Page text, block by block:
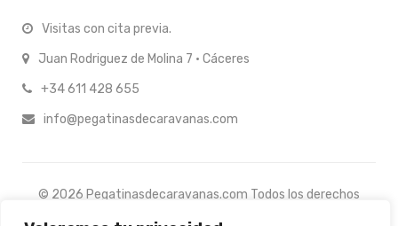
Visitas con cita previa.
Juan Rodriguez de Molina 7 · Cáceres
+34 611 428 655
info@pegatinasdecaravanas.com
© 2026 Pegatinasdecaravanas.com Todos los derechos